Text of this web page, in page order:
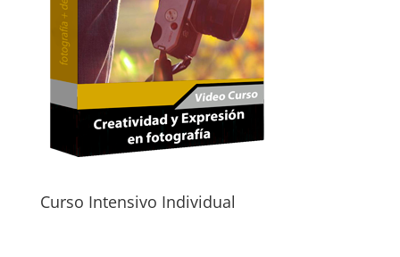
Curso Intensivo Individual